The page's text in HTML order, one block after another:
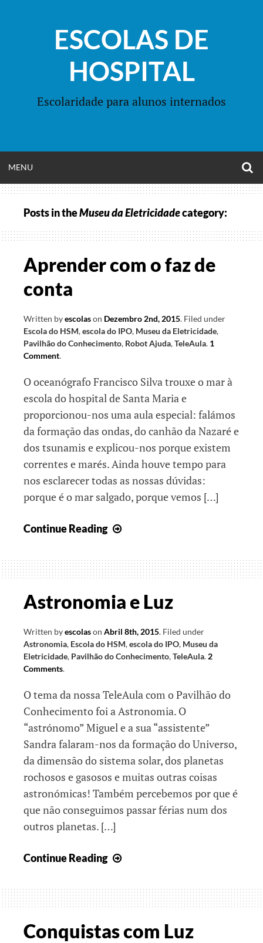
ESCOLAS DE
HOSPITAL
Escolaridade para alunos internados
MENU
MENU
Posts in theMuseu da Eletricidadecategory:
Aprender com o faz de
conta
Written byescolason Dezembro 2nd, 2015. Filed under
Escola do HSM,escola do IPO, Museu da Eletricidade,
Pavilhão do Conhecimento, Robot Ajuda,TeleAula. 1
Comment.
O oceanógrafo Francisco Silva trouxe o mar à
escola do hospital de Santa Maria e
proporcionou-nos uma aula especial: falámos
da formação das ondas, do canhão da Nazaré e
dos tsunamis e explicou-nos porque existem
correntes e marés. Ainda houve tempo para
nos esclarecer todas as nossas dúvidas:
porque é o mar salgado, porque vemos […]
Continue Reading
o
faz
conta
Astronomia e Luz
Written byescolason Abril 8th, 2015. Filed under
Astronomia, Escola do HSM,escola do IPO, Museu da
Eletricidade, Pavilhão do Conhecimento,TeleAula. 2
Comments.
O tema da nossa TeleAula com o Pavilhão do
Conhecimento foi a Astronomia. O
“astrónomo” Miguel e a sua “assistente”
Sandra falaram-nos da formação do Universo,
da dimensão do sistema solar, dos planetas
rochosos e gasosos e muitas outras coisas
astronómicas! Também percebemos por que é
que não conseguimos passar férias num dos
outros planetas. […]
Continue Reading
Luz
Conquistas com Luz